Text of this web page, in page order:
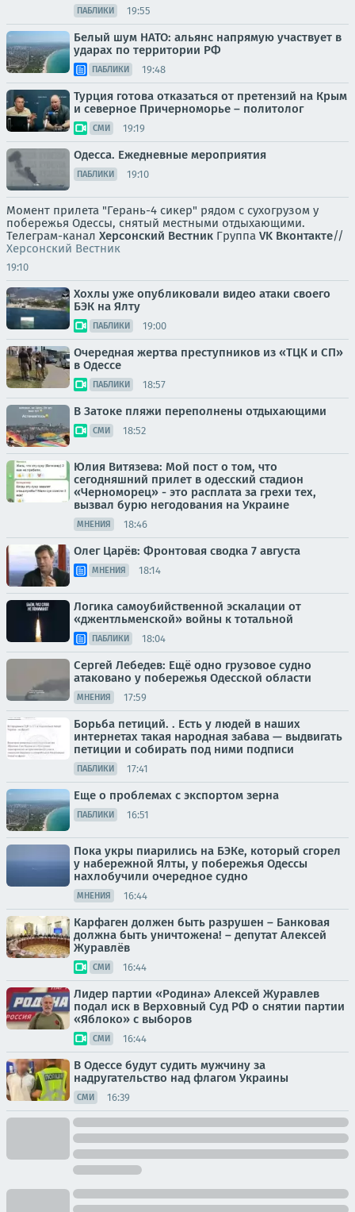
ПАБЛИКИ 19:55
Белый шум НАТО: альянс напрямую участвует в
ударах по территории РФ
ПАБЛИКИ 19:48
Турция готова отказаться от претензий на Крым
и северное Причерноморье – политолог
СМИ 19:19
Одесса. Ежедневные мероприятия
ПАБЛИКИ 19:10
Момент прилета "Герань-4 сикер" рядом с сухогрузом у
побережья Одессы, снятый местными отдыхающими.
Телеграм-канал Херсонский Вестник Группа VK Вконтакте//
Херсонский Вестник
19:10
Хохлы уже опубликовали видео атаки своего
БЭК на Ялту
ПАБЛИКИ 19:00
Очередная жертва преступников из «ТЦК и СП»
в Одессе
ПАБЛИКИ 18:57
В Затоке пляжи переполнены отдыхающими
СМИ 18:52
Юлия Витязева: Мой пост о том, что
сегодняшний прилет в одесский стадион
«Черноморец» - это расплата за грехи тех,
вызвал бурю негодования на Украине
МНЕНИЯ 18:46
Олег Царёв: Фронтовая сводка 7 августа
МНЕНИЯ 18:14
Логика самоубийственной эскалации от
«джентльменской» войны к тотальной
ПАБЛИКИ 18:04
Сергей Лебедев: Ещё одно грузовое судно
атаковано у побережья Одесской области
МНЕНИЯ 17:59
Борьба петиций. . Есть у людей в наших
интернетах такая народная забава — выдвигать
петиции и собирать под ними подписи
ПАБЛИКИ 17:41
Еще о проблемах с экспортом зерна
ПАБЛИКИ 16:51
Пока укры пиарились на БЭКе, который сгорел
у набережной Ялты, у побережья Одессы
нахлобучили очередное судно
МНЕНИЯ 16:44
Карфаген должен быть разрушен – Банковая
должна быть уничтожена! – депутат Алексей
Журавлёв
СМИ 16:44
Лидер партии «Родина» Алексей Журавлев
подал иск в Верховный Суд РФ о снятии партии
«Яблоко» с выборов
СМИ 16:44
В Одессе будут судить мужчину за
надругательство над флагом Украины
СМИ 16:39